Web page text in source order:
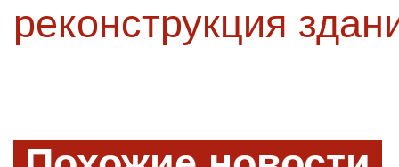
реконструкция